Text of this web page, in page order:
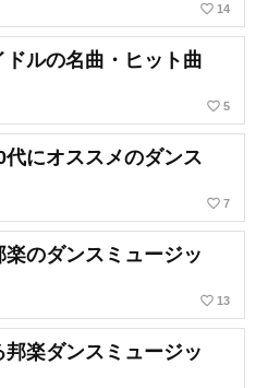
favorite_border 14
ルの名曲・ヒット曲
favorite_border 5
代にオススメのダンス
favorite_border 7
のダンスミュージッ
favorite_border 13
邦楽ダンスミュージッ